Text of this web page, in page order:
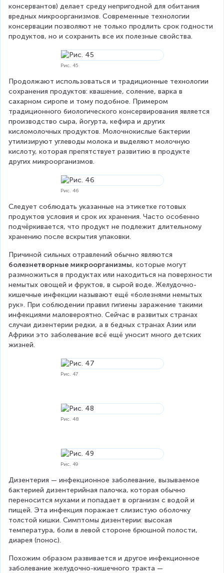
консервантов) делает среду непригодной для обитания
вредных микроорганизмов. Современные технологии
консервации позволяют не только продлить срок годности
продуктов, но и сохранить все их полезные свойства.
Рис. 45
Продолжают использоваться и традиционные технологии
сохранения продуктов: квашение, соление, варка в
сахарном сиропе и тому подобное. Примером
традиционного биологического консервирования является
производство сыра, йогурта, кефира и других
кисломолочных продуктов. Молочнокислые бактерии
утилизируют углеводы молока и выделяют молочную
кислоту, которая препятствует развитию в продукте
других микроорганизмов.
Рис. 46
Следует соблюдать указанные на этикетке готовых
продуктов условия и срок их хранения. Часто особенно
подчёркивается, что продукт не подлежит длительному
хранению после вскрытия упаковки.
Причиной сильных отравлений обычно являются
болезнетворные микроорганизмы, которые могут
размножиться в продуктах или находиться на поверхности
немытых овощей и фруктов, в сырой воде. Желудочно-
кишечные инфекции называют ещё «болезнями немытых
рук». При соблюдении правил гигиены заражение такими
инфекциями маловероятно. Сейчас в развитых странах
случаи дизентерии редки, а в бедных странах Азии или
Африки это заболевание всё ещё уносит много детских
жизней.
Рис. 47
Рис. 48
Рис. 49
Дизентерия — инфекционное заболевание, вызываемое
бактерией дизентерийная палочка, которая обычно
переносится мухами и попадает в организм с водой и
пищей. Эта инфекция поражает слизистую оболочку
толстой кишки. Симптомы дизентерии: высокая
температура, боли в левой стороне брюшной полости,
диарея (понос).
Похожим образом развивается и другое инфекционное
заболевание желудочно-кишечного тракта —